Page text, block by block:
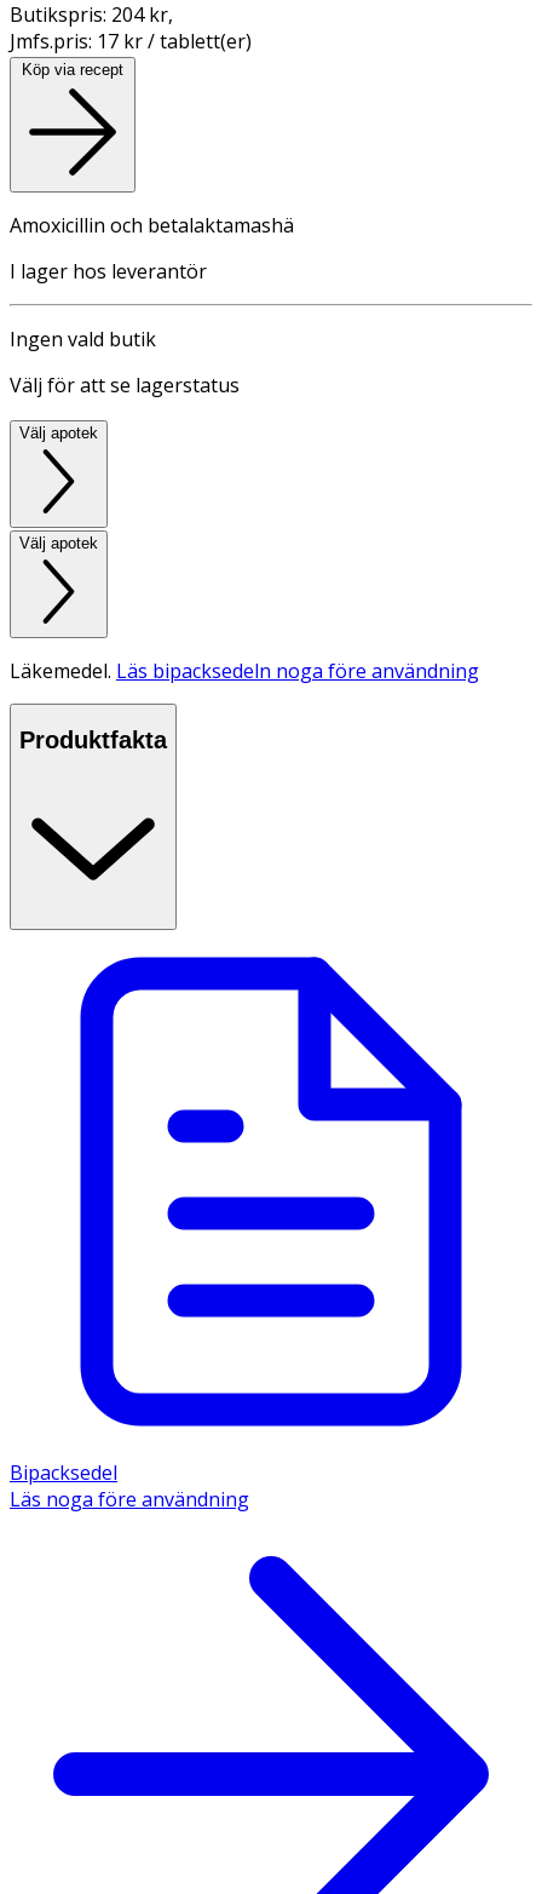
Butikspris: 204 kr,
Jmfs.pris: 17 kr / tablett(er)
Köp via recept
Amoxicillin och betalaktamashä
I lager hos leverantör
Ingen vald butik
Välj för att se lagerstatus
Välj apotek
Välj apotek
Läkemedel. Läs bipacksedeln noga före användning
Produktfakta
Bipacksedel
Läs noga före användning